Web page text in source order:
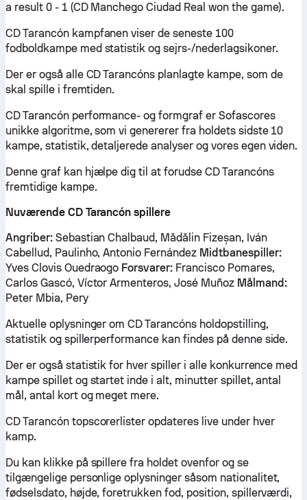
a result 0 - 1 (CD Manchego Ciudad Real won the game).
CD Tarancón kampfanen viser de seneste 100
fodboldkampe med statistik og sejrs-/nederlagsikoner.
Der er også alle CD Tarancóns planlagte kampe, som de
skal spille i fremtiden.
CD Tarancón performance- og formgraf er Sofascores
unikke algoritme, som vi genererer fra holdets sidste 10
kampe, statistik, detaljerede analyser og vores egen viden.
Denne graf kan hjælpe dig til at forudse CD Tarancóns
fremtidige kampe.
Nuværende CD Tarancón spillere
Angriber:Sebastian Chalbaud, Mădălin Fizeșan, Iván
Cabellud, Paulinho, Antonio Fernández Midtbanespiller:
Yves Clovis Ouedraogo Forsvarer: Francisco Pomares,
Carlos Gascó, Víctor Armenteros, José Muñoz Målmand:
Peter Mbia, Pery
Aktuelle oplysninger om CD Tarancóns holdopstilling,
statistik og spillerperformance kan findes på denne side.
Der er også statistik for hver spiller i alle konkurrence med
kampe spillet og startet inde i alt, minutter spillet, antal
mål, antal kort og meget mere.
CD Tarancón topscorerlister opdateres live under hver
kamp.
Du kan klikke på spillere fra holdet ovenfor og se
tilgængelige personlige oplysninger såsom nationalitet,
fødselsdato, højde, foretrukken fod, position, spillerværdi,